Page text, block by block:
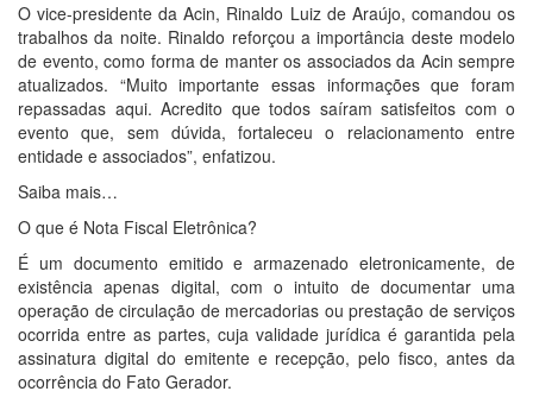
O vice-presidente da Acin, Rinaldo Luiz de Araújo, comandou os
trabalhos da noite. Rinaldo reforçou a importância deste modelo
de evento, como forma de manter os associados da Acin sempre
atualizados. “Muito importante essas informações que foram
repassadas aqui. Acredito que todos saíram satisfeitos com o
evento que, sem dúvida, fortaleceu o relacionamento entre
entidade e associados”, enfatizou.
Saiba mais…
O que é Nota Fiscal Eletrônica?
É um documento emitido e armazenado eletronicamente, de
existência apenas digital, com o intuito de documentar uma
operação de circulação de mercadorias ou prestação de serviços
ocorrida entre as partes, cuja validade jurídica é garantida pela
assinatura digital do emitente e recepção, pelo fisco, antes da
ocorrência do Fato Gerador.